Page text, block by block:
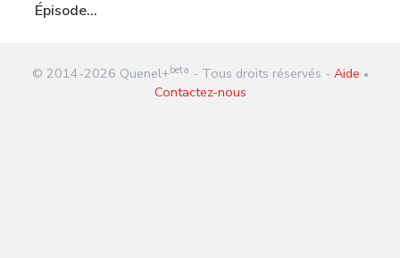
Épisode
Lunaire
© 2014-2026 Quenel+ beta - Tous droits réservés - Aide •
Contactez-nous